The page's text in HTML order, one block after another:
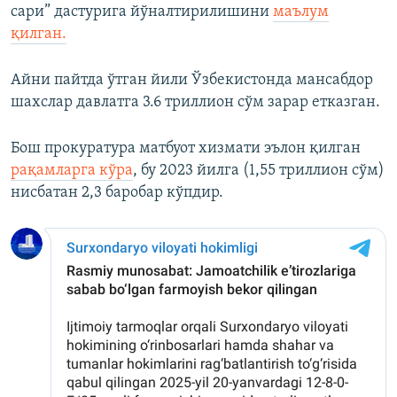
сари” дастурига йўналтирилишини маълум
қилган.
Айни пайтда ўтган йили Ўзбекистонда мансабдор
шахслар давлатга 3.6 триллион сўм зарар етказган.
Бош прокуратура матбуот хизмати эълон қилган
рақамларга кўра, бу 2023 йилга (1,55 триллион сўм)
нисбатан 2,3 баробар кўпдир.